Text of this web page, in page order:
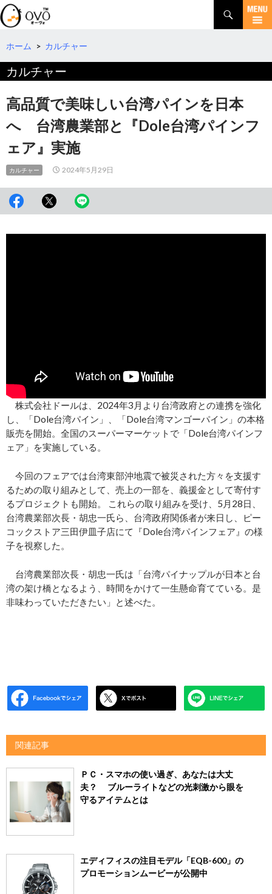
検
索
コ
テ
ツ
へ
移
動
ホーム > カルチャー
カルチャー
高品質で美味しい台湾パインを日本
へ 台湾農業部と『Dole台湾パインフ
ェア』実施
カルチャー 2024年5月29日
株式会社ドールは、2024年3月より台湾政府との連携を強化
し、「Dole台湾パイン」、「Dole台湾マンゴーパイン」の本格
販売を開始。全国のスーパーマーケットで「Dole台湾パインフ
ェア」を実施している。
今回のフェアでは台湾東部沖地震で被災された方々を支援す
るための取り組みとして、売上の一部を、義援金として寄付す
るプロジェクトも開始。 これらの取り組みを受け、5月28日、
台湾農業部次長・胡忠一氏ら、台湾政府関係者が来日し、ピー
コックストア三田伊皿子店にて『Dole台湾パインフェア』の様
子を視察した。
台湾農業部次長・胡忠一氏は「台湾パイナップルが日本と台
湾の架け橋となるよう、時間をかけて一生懸命育てている。是
非味わっていただきたい」と述べた。
関連記事
ＰＣ・スマホの使い過ぎ、あなたは大丈
夫？ ブルーライトなどの光刺激から眼を
守るアイテムとは
エディフィスの注目モデル「EQB-600」の
プロモーションムービーが公開中